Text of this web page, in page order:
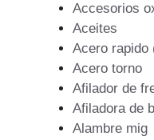
Accesorios
Aceites
Acero rapido
Acero torno
Afilador de
Afiladora de
Alambre mig